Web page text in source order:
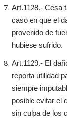
Art.1128.- Cesa
caso en que el
provenido de
hubiese sufrido.
Art.1129.- El
reporta utilidad
siempre
posible evitar el
sin culpa de los